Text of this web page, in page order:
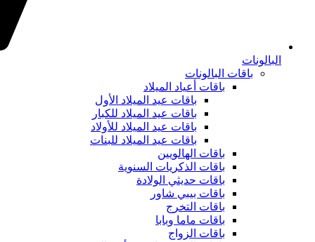
البالونات
باقات البالونات
باقات أعياد الميلاد
باقات عيد الميلاد الأول
باقات عيد الميلاد للكبار
باقات عيد الميلاد للأولاد
باقات عيد الميلاد للبنات
باقات الهالويين
باقات الذكريات السنوية
باقات حديثي الولادة
باقات بيبي شاور
باقات التخرج
باقات ماما وبابا
باقات الزواج